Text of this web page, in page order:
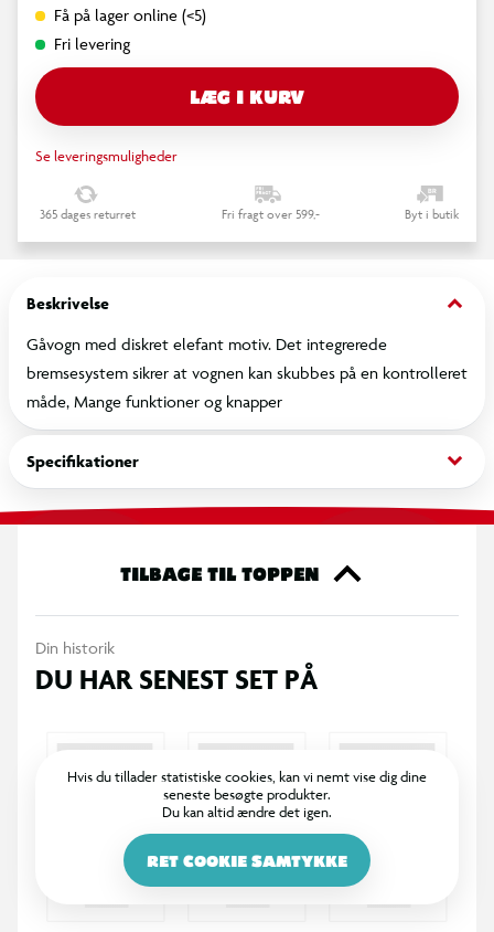
Få på lager online (<5)
Fri levering
LÆG I KURV
Se leveringsmuligheder
365 dages returret Fri fragt over 599,- Byt i butik
Beskrivelse keyboard_arrow_down
Gåvogn med diskret elefant motiv. Det integrerede
bremsesystem sikrer at vognen kan skubbes på en kontrolleret
måde, Mange funktioner og knapper
Specifikationer keyboard_arrow_down
TILBAGE TIL TOPPEN
Din historik
DU HAR SENEST SET PÅ
Hvis du tillader statistiske cookies, kan vi nemt vise dig dine
seneste besøgte produkter.
Du kan altid ændre det igen.
RET COOKIE SAMTYKKE